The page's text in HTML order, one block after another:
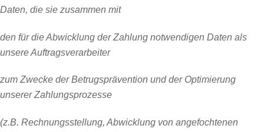
Daten, die sie zusammen mit
den für die Abwicklung der Zahlung notwendigen Daten als
unsere Auftragsverarbeiter
zum Zwecke der Betrugsprävention und der Optimierung
unserer Zahlungsprozesse
(z.B. Rechnungsstellung, Abwicklung von angefochtenen